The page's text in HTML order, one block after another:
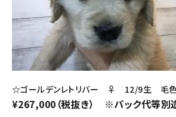
☆ゴールデンレトリバー ♀ 12/9生 毛色
¥267,000（税抜き） ※パック代等別